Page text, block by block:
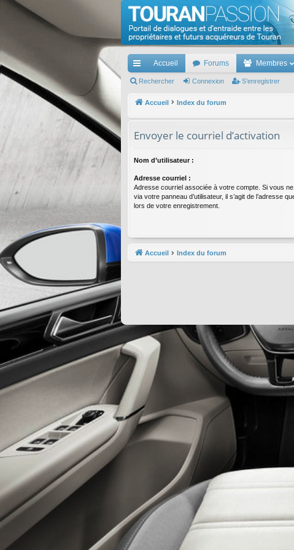
TouranPassion
Le forum des propriétaires ou futurs acquéreurs du
cc
ès
ra
pi
Accueil Forums Membres
Rechercher Connexion S’enregistrer
Accueil Index du forum
Envoyer le courriel d’activation
Nom d’utilisateur :
Adresse courriel :
Adresse courriel associée à votre compte. Si vous ne
via votre panneau d’utilisateur, il s’agit de l’adresse
lors de votre enregistrement.
Accueil Index du forum